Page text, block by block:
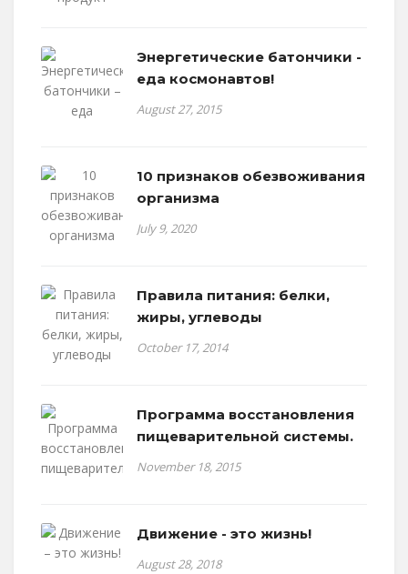
Энергетические батончики -
еда космонавтов!
August 27, 2015
10 признаков обезвоживания
организма
July 9, 2020
Правила питания: белки,
жиры, углеводы
October 17, 2014
Программа восстановления
пищеварительной системы.
November 18, 2015
Движение - это жизнь!
August 28, 2018